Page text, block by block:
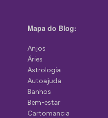
Mapa do Blog:
Anjos
Áries
Astrologia
Autoajuda
Banhos
Bem-estar
Cartomancia